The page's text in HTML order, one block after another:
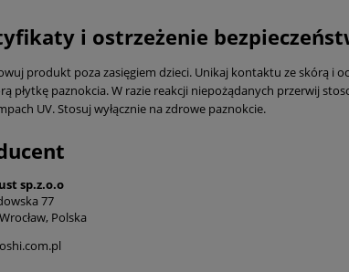
i ostrzeżenie
produkt poza zasięgiem dzieci. Unikaj kontaktu ze skórą i
płytkę paznokcia. W razie reakcji niepożądanych przerwij
UV. Stosuj wyłącznie na zdrowe paznokcie.
sp.z.o.o
77
Polska